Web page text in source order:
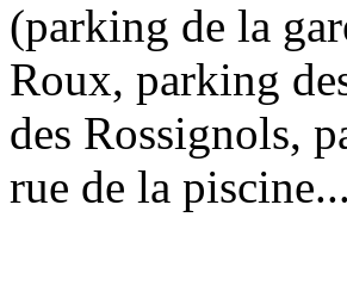
(parking de la
Roux, parking
des Rossignols,
rue de la